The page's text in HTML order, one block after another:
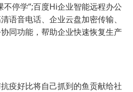
不停学”;百度Hi企业智能远程办公
语音电话、企业云盘加密传输、
同功能，帮助企业快速恢复生产
疫好比将自己抓到的鱼贡献给社